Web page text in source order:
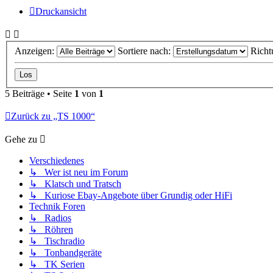
Druckansicht
Anzeigen: Sortiere nach:
5 Beiträge • Seite 1 von 1
Zurück zu „TS 1000“
Gehe zu
Verschiedenes
↳ Wer ist neu im Forum
↳ Klatsch und Tratsch
↳ Kuriose Ebay-Angebote über Grundig oder HiFi
Technik Foren
↳ Radios
↳ Röhren
↳ Tischradio
↳ Tonbandgeräte
↳ TK Serien